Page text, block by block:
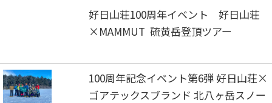
好日山荘100周年イベント 好日山荘
×MAMMUT 硫黄岳登頂ツアー
100周年記念イベント第6弾 好日山荘×
ゴアテックスブランド 北八ヶ岳スノー